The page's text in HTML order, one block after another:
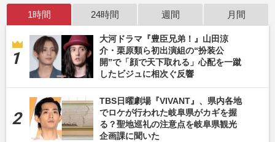
1時間 24時間 週間 月間
大河ドラマ『豊臣兄弟！』山田涼
介・栗原類ら初出演組の“扮装公
開”で「顔で天下取れる」心配を一蹴
したビジュに相次ぐ反響
TBS日曜劇場『VIVANT』、県内各地
でロケが行われた岐阜県がカギを握
る？聖地巡礼の注意点を岐阜県観光
企画課に聞いた